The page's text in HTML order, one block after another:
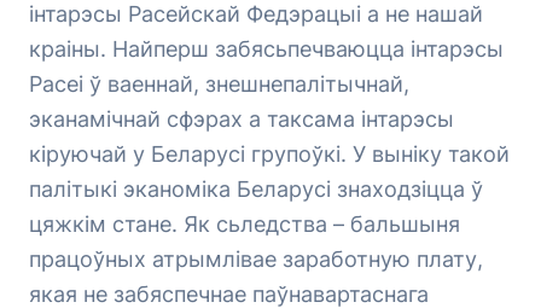
інтарэсы Расейскай Федэрацыі а не нашай
краіны. Найперш забясьпечваюцца інтарэсы
Расеі ў ваеннай, знешнепалітычнай,
эканамічнай сфэрах а таксама інтарэсы
кіруючай у Беларусі групоўкі. У выніку такой
палітыкі эканоміка Беларусі знаходзіцца ў
цяжкім стане. Як сьледства – бальшыня
працоўных атрымлівае заработную плату,
якая не забяспечнае паўнавартаснага